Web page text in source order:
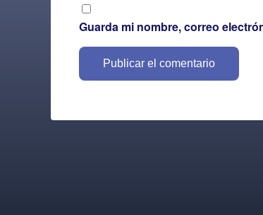
Guarda mi nombre, correo